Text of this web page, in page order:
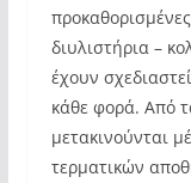
διυλιστήρια –
έχουν
κάθε φορά. Από
μετακινούνται
τερματικών